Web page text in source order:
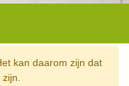
kan daarom zijn dat